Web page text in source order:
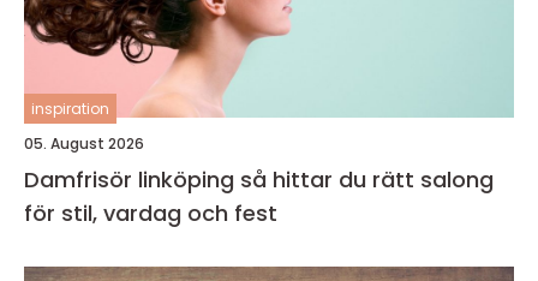
inspiration
05. August 2026
Damfrisör linköping så hittar du rätt salong
för stil, vardag och fest